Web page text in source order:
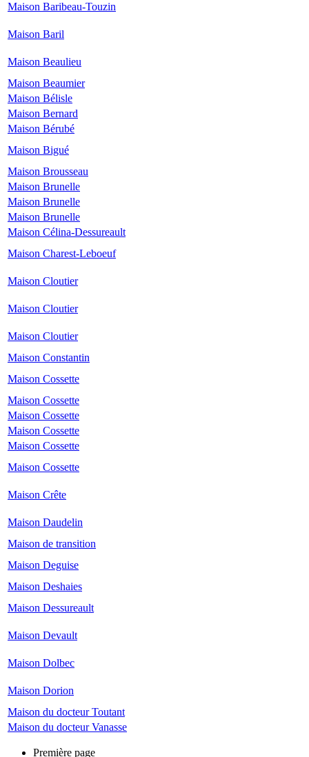
Maison Baribeau-Touzin
Maison Baril
Maison Beaulieu
Maison Beaumier
Maison Bélisle
Maison Bernard
Maison Bérubé
Maison Bigué
Maison Brousseau
Maison Brunelle
Maison Brunelle
Maison Brunelle
Maison Célina-Dessureault
Maison Charest-Leboeuf
Maison Cloutier
Maison Cloutier
Maison Cloutier
Maison Constantin
Maison Cossette
Maison Cossette
Maison Cossette
Maison Cossette
Maison Cossette
Maison Cossette
Maison Crête
Maison Daudelin
Maison de transition
Maison Deguise
Maison Deshaies
Maison Dessureault
Maison Devault
Maison Dolbec
Maison Dorion
Maison du docteur Toutant
Maison du docteur Vanasse
Première page